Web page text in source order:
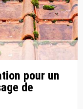
pour un
de